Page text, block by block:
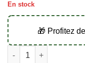
En stock
🎁 Profitez
quantité de La